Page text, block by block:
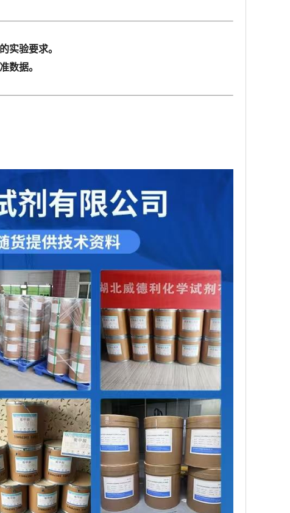
实验要求。
数据。